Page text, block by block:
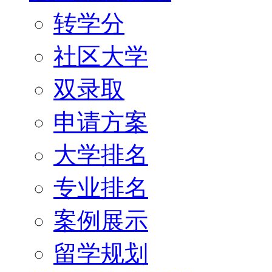
转学分
社区大学
双录取
申请方案
大学排名
专业排名
案例展示
留学规划